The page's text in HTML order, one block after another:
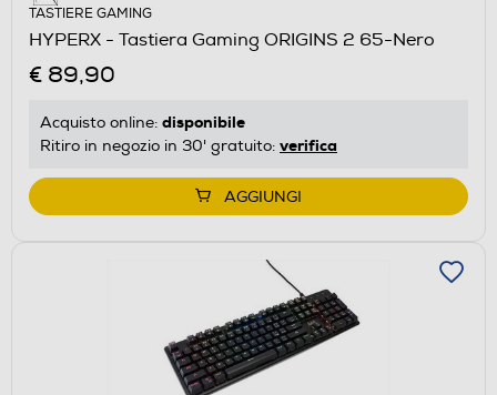
TASTIERE GAMING
HYPERX - Tastiera Gaming ORIGINS 2 65-Nero
€ 89,90
Acquisto online: disponibile
Ritiro in negozio in 30' gratuito: verifica
AGGIUNGI